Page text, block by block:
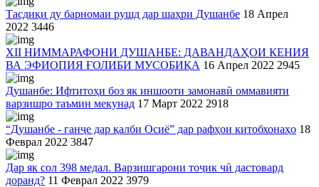
Тасдиқи ду барномаи рушд дар шаҳри Душанбе 18 Апрел
2022 3446
XII НИММАРАФОНИ ДУШАНБЕ: ДАВАНДАҲОИ КЕНИЯ
ВА ЭФИОПИЯ ҒОЛИБИ МУСОБИҚА 16 Апрел 2022 2945
Душанбе: Ифтитоҳи боз як иншооти замонавӣ оммавияти
варзишро таъмин мекунад 17 Март 2022 2918
“Душанбе - ганҷе дар қалби Осиё” дар рафҳои китобхонаҳо 18
Феврал 2022 3847
Дар як сол 398 медал. Варзишгарони тоҷик чӣ дастовард
доранд? 11 Феврал 2022 3979